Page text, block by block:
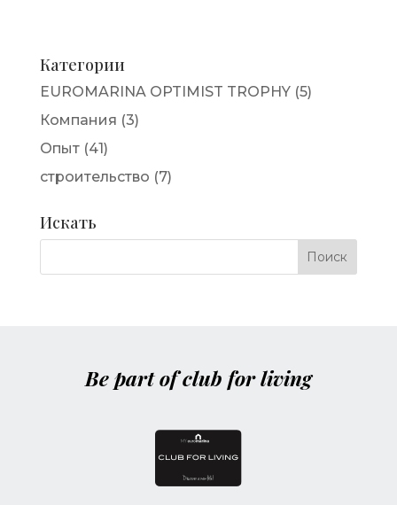
Категории
EUROMARINA OPTIMIST TROPHY(5)
Компания (3)
Опыт(41)
строительство (7)
Искать
Be part of club for living